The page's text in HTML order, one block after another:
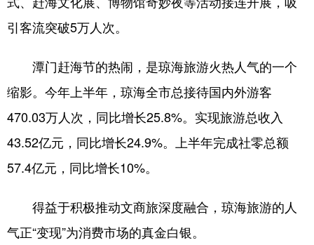
引客流突破5万人次。
潭门赶海节的热闹，是琼海旅游火热人气的一个
缩影。今年上半年，琼海全市总接待国内外游客
470.03万人次，同比增长25.8%。实现旅游总收入
43.52亿元，同比增长24.9%。上半年完成社零总额
57.4亿元，同比增长10%。
得益于积极推动文商旅深度融合，琼海旅游的人
气正“变现”为消费市场的真金白银。